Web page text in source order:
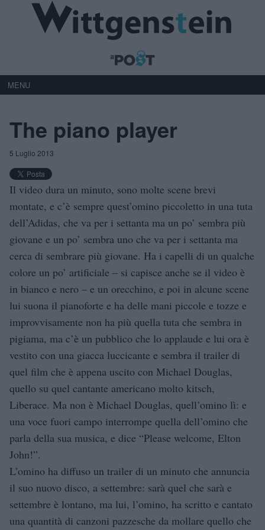
MENU
The piano player
5 Luglio 2013
Il video dura un minuto, sono molte scene brevi
montate, e c’è sempre quest’omino piccoletto in una tuta
dell’Adidas, che va per i settanta ma un po’ sembra più
giovane e un po’ sembra uno che va per i settanta ma
cerca di sembrare più giovane. Ha i capelli di un qualche
colore un po’ artificiale – si capisce anche se il video è
in bianco e nero – e un orecchino, e poi in alcune scene
lui suona il pianoforte e ha delle mani piccole e tozze e
improvvisamente non ha più quella tuta che sembra in
pigiama, ma c’è un pubblico che lo applaude e lui ora è
vestito con una giacca luccicante e sembra il trailer di
quel film che è appena uscito con Michael Douglas,
quello su quel cantante americano molto kitsch,
Liberace. Ma non è Michael Douglas, quell’omino lì: e
una voce fuori campo interrompe quella dell’omino che
parla della sua musica, e dice “Please welcome, Elton
John!”.
L’omino ha diffuso un trailer di un minuto che annuncia
il suo nuovo disco, a settembre: sarà quel che sarà e
settembre è lontano, ma lui, l’omino, ha scritto e cantato
una quantità di canzoni pazzesche da mollare quello che